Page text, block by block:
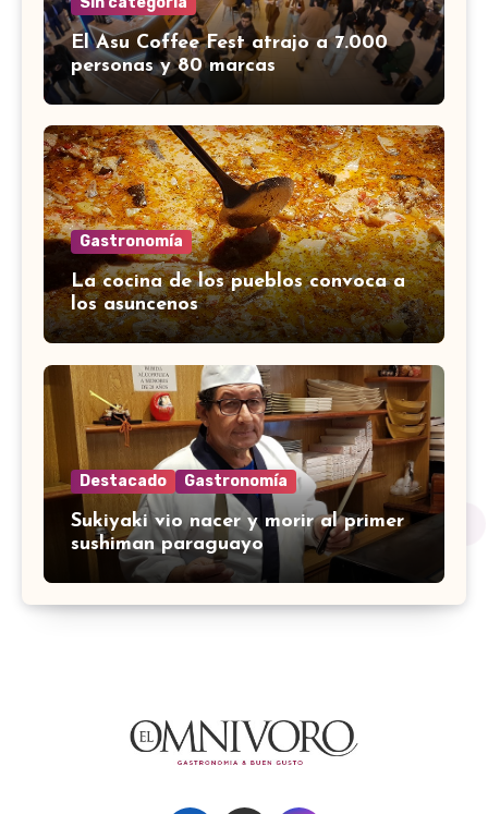
El Asu Coffee Fest atrajo a 7.000
personas y 80 marcas
Gastronomía
La cocina de los pueblos convoca a
los asuncenos
Destacado Gastronomía
Sukiyaki vio nacer y morir al primer
sushiman paraguayo